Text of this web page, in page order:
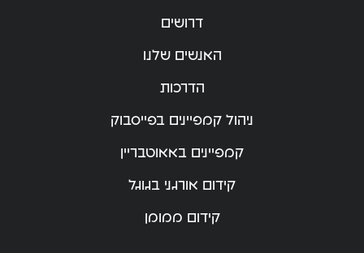
דרושים
האנשים שלנו
הדרכות
ניהול קמפיינים בפייסבוק
קמפיינים באאוטבריין
קידום אורגני בגוגל
קידום ממומן